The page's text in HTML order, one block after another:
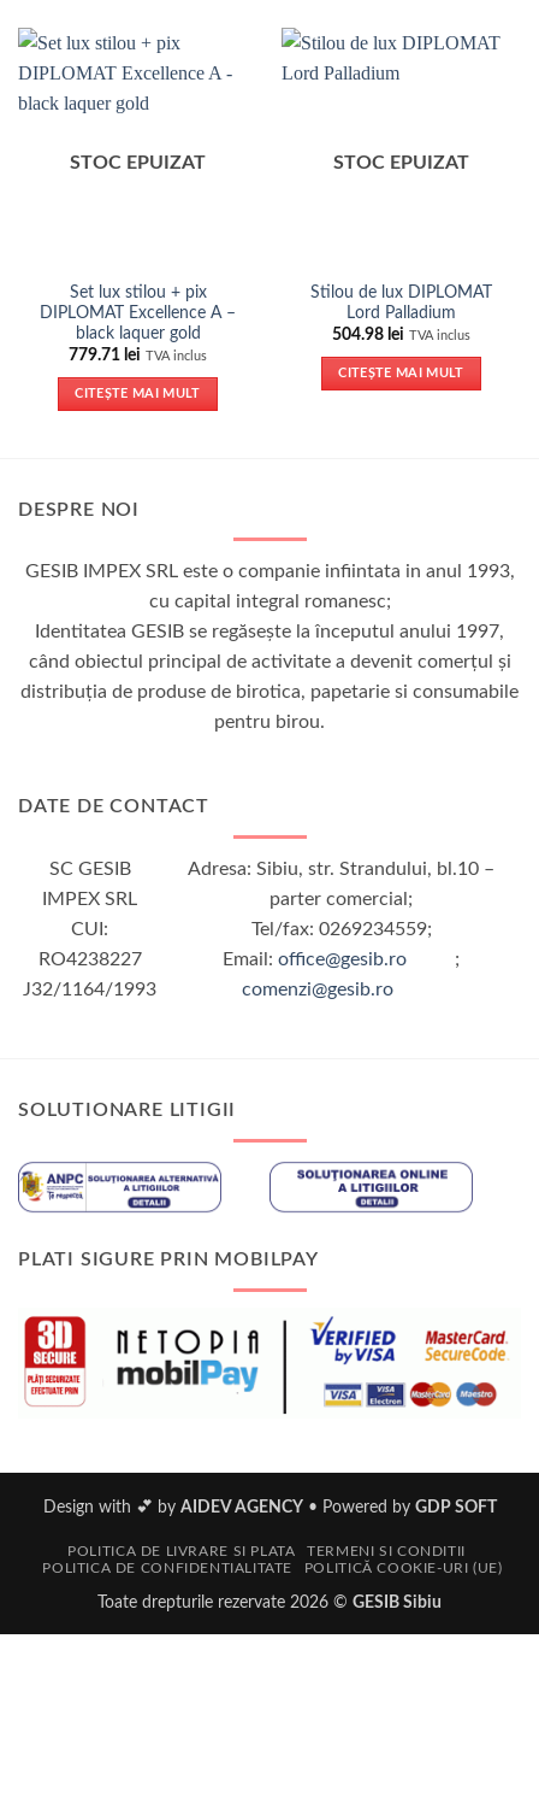
STOC EPUIZAT
Set lux stilou + pix
DIPLOMAT Excellence A –
black laquer gold
779.71 lei TVA inclus
CITEȘTE MAI MULT
STOC EPUIZAT
Stilou de lux DIPLOMAT
Lord Palladium
504.98 lei TVA inclus
CITEȘTE MAI MULT
DESPRE NOI
GESIB IMPEX SRL este o companie infiintata in anul 1993,
cu capital integral romanesc;
Identitatea GESIB se regăseşte la începutul anului 1997,
când obiectul principal de activitate a devenit comerţul şi
distribuţia de produse de birotica, papetarie si consumabile
pentru birou.
DATE DE CONTACT
SC GESIB
IMPEX SRL
CUI:
RO4238227
J32/1164/1993
Adresa: Sibiu, str. Strandului, bl.10 –
parter comercial;
Tel/fax: 0269234559;
Email:office@gesib.ro
;
comenzi@gesib.ro
SOLUTIONARE LITIGII
PLATI SIGURE PRIN MOBILPAY
Design with 💕 by AIDEV AGENCY • Powered by GDP SOFT
POLITICA DE LIVRARE SI PLATA
TERMENI SI CONDITII
POLITICA DE CONFIDENTIALITATE
POLITICĂ COOKIE-URI (UE)
Toate drepturile rezervate 2026 © GESIB Sibiu